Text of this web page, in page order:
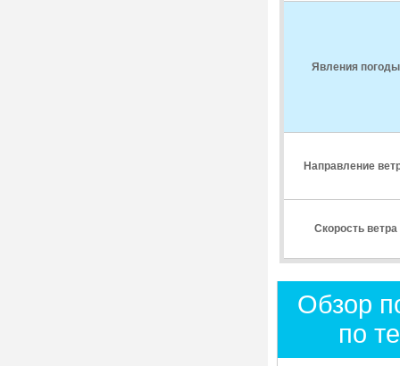
Явления погоды
Направление
Скорость ветра
Обзор
по